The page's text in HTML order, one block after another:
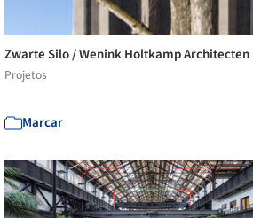
Zwarte Silo / Wenink Holtkamp Architecten
Projetos
Marcar